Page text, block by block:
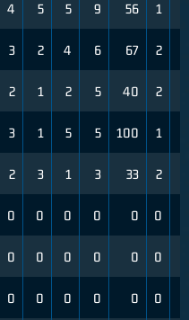
4 5 5 9 56 1
3 2 4 6 67 2
2 1 2 5 40 2
3 1 5 5 100 1
2 3 1 3 33 2
0 0 0 0 0 0
0 0 0 0 0 0
0 0 0 0 0 0